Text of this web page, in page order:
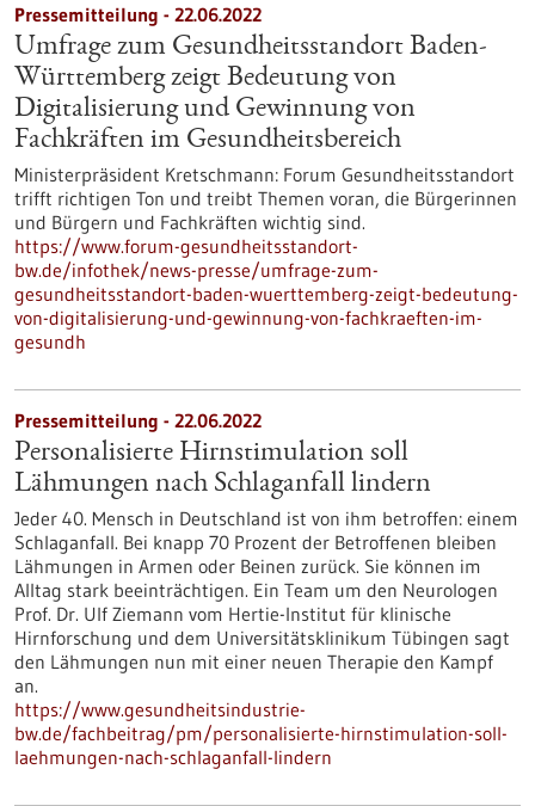
Pressemitteilung - 22.06.2022
Umfrage zum Gesundheitsstandort Baden-
Württemberg zeigt Bedeutung von
Digitalisierung und Gewinnung von
Fachkräften im Gesundheitsbereich
Ministerpräsident Kretschmann: Forum Gesundheitsstandort
trifft richtigen Ton und treibt Themen voran, die Bürgerinnen
und Bürgern und Fachkräften wichtig sind.
https://www.forum-gesundheitsstandort-
bw.de/infothek/news-presse/umfrage-zum-
gesundheitsstandort-baden-wuerttemberg-zeigt-bedeutung-
von-digitalisierung-und-gewinnung-von-fachkraeften-im-
gesundh
Pressemitteilung - 22.06.2022
Personalisierte Hirnstimulation soll
Lähmungen nach Schlaganfall lindern
Jeder 40. Mensch in Deutschland ist von ihm betroffen: einem
Schlaganfall. Bei knapp 70 Prozent der Betroffenen bleiben
Lähmungen in Armen oder Beinen zurück. Sie können im
Alltag stark beeinträchtigen. Ein Team um den Neurologen
Prof. Dr. Ulf Ziemann vom Hertie-Institut für klinische
Hirnforschung und dem Universitätsklinikum Tübingen sagt
den Lähmungen nun mit einer neuen Therapie den Kampf
an.
https://www.gesundheitsindustrie-
bw.de/fachbeitrag/pm/personalisierte-hirnstimulation-soll-
laehmungen-nach-schlaganfall-lindern